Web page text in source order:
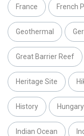
France French
Geothermal
Great Barrier Reef
Heritage Site
History Hungary
Indian Ocean